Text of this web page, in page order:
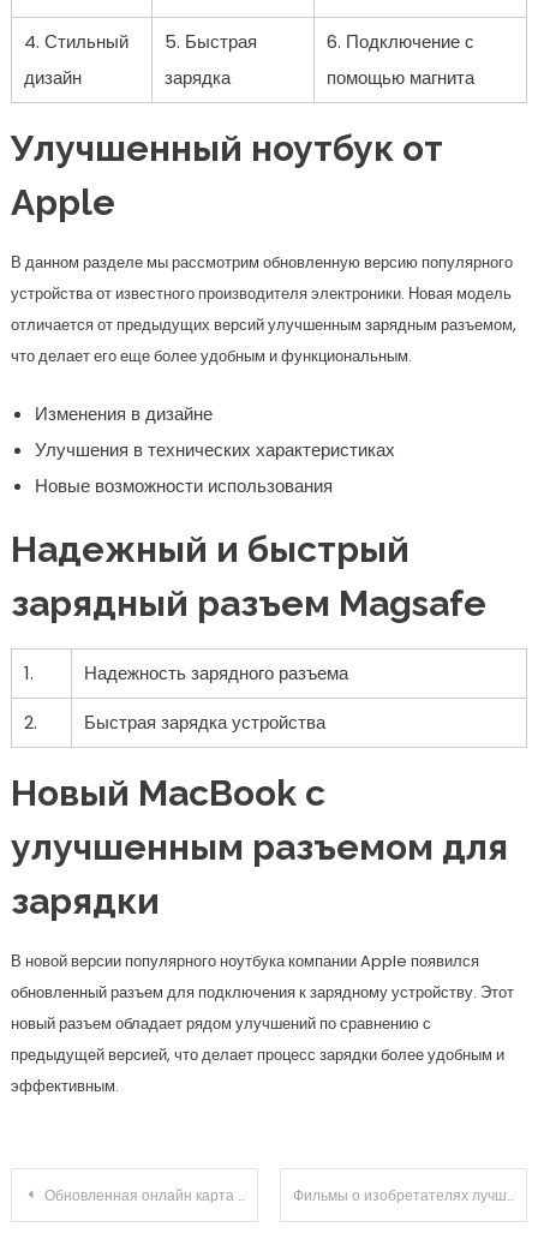
4. Стильный
дизайн
5. Быстрая
зарядка
6. Подключение с
помощью магнита
Улучшенный ноутбук от
Apple
В данном разделе мы рассмотрим обновленную версию популярного
устройства от известного производителя электроники. Новая модель
отличается от предыдущих версий улучшенным зарядным разъемом,
что делает его еще более удобным и функциональным.
Изменения в дизайне
Улучшения в технических характеристиках
Новые возможности использования
Надежный и быстрый
зарядный разъем Magsafe
1.
Надежность зарядного разъема
2.
Быстрая зарядка устройства
Новый MacBook с
улучшенным разъемом для
зарядки
В новой версии популярного ноутбука компании Apple появился
обновленный разъем для подключения к зарядному устройству. Этот
новый разъем обладает рядом улучшений по сравнению с
предыдущей версией, что делает процесс зарядки более удобным и
эффективным.
Навигация по записям
Обновленная онлайн карта распространения коронавируса Фильмы о изобретателях лучшие кинокартины на тему гениев